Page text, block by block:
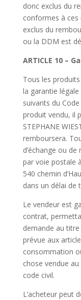
donc exclus du
conformes à ces
exclus du
ou la DDM est
ARTICLE 10 –
Tous les
la garantie
suivants du
produit vendu, il
STEPHANE
remboursera.
d’échange ou
par voie postale
540 chemin
dans un délai de
Le vendeur est
contrat,
demande au
prévue aux
consommation
chose vendue
code civil.
L’acheteur peut